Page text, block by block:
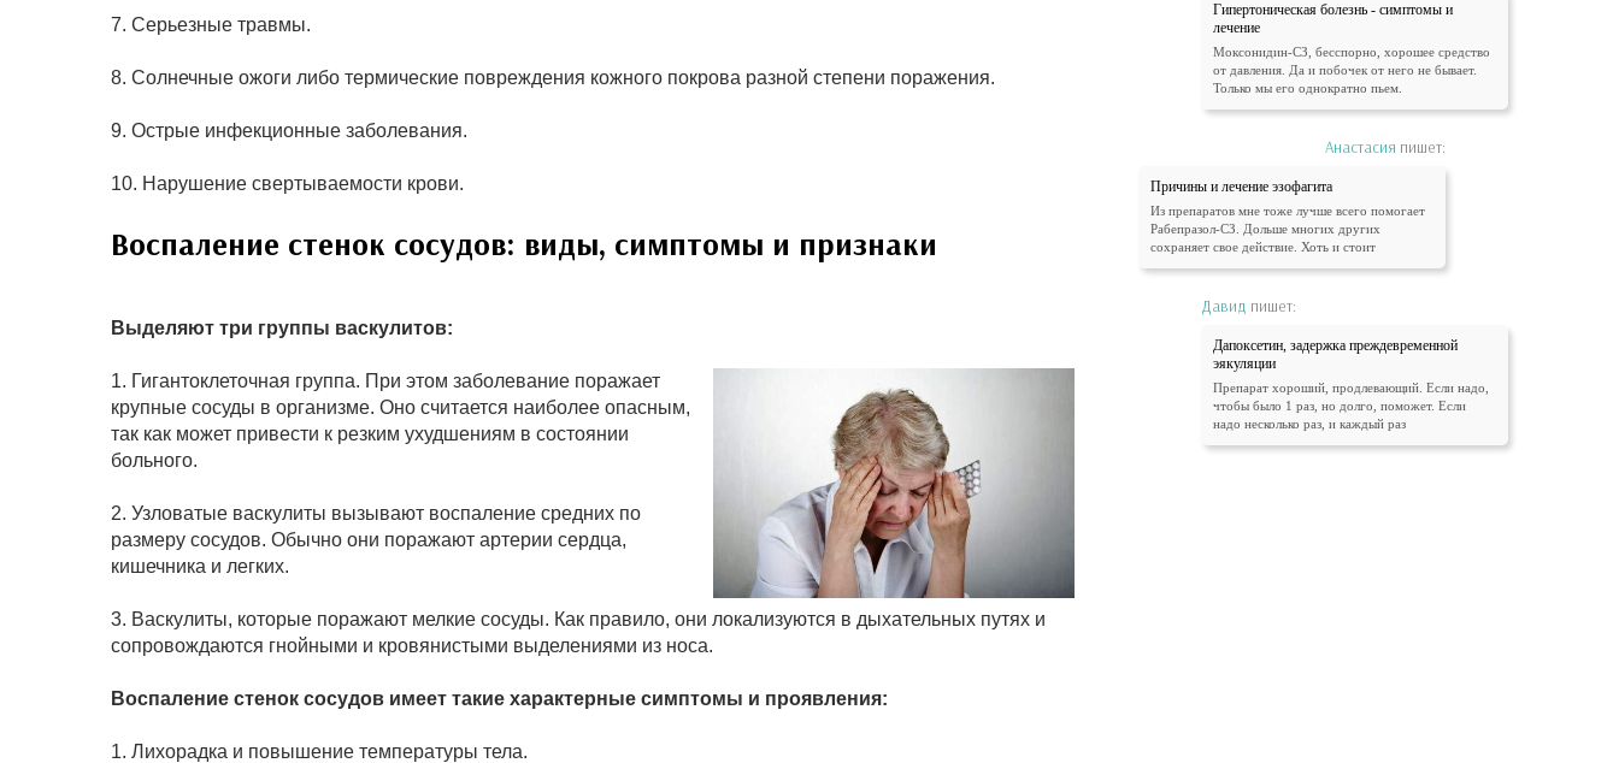
7. Серьезные травмы.
8. Солнечные ожоги либо термические повреждения кожного покрова разной степени поражения.
9. Острые инфекционные заболевания.
10. Нарушение свертываемости крови.
Воспаление стенок сосудов: виды, симптомы и признаки
Выделяют три группы васкулитов:
1. Гигантоклеточная группа. При этом заболевание поражает
крупные сосуды в организме. Оно считается наиболее опасным,
так как может привести к резким ухудшениям в состоянии
больного.
2. Узловатые васкулиты вызывают воспаление средних по
размеру сосудов. Обычно они поражают артерии сердца,
кишечника и легких.
3. Васкулиты, которые поражают мелкие сосуды. Как правило, они локализуются в дыхательных путях и
сопровождаются гнойными и кровянистыми выделениями из носа.
Воспаление стенок сосудов имеет такие характерные симптомы и проявления:
1. Лихорадка и повышение температуры тела.
Гипертоническая болезнь - симптомы и
лечение
Моксонидин-СЗ, бесспорно, хорошее средство
от давления. Да и побочек от него не бывает.
Только мы его однократно пьем.
Анастасия пишет:
Причины и лечение эзофагита
Из препаратов мне тоже лучше всего помогает
Рабепразол-СЗ. Дольше многих других
сохраняет свое действие. Хоть и стоит
Давид пишет:
Дапоксетин, задержка преждевременной
эякуляции
Препарат хороший, продлевающий. Если надо,
чтобы было 1 раз, но долго, поможет. Если
надо несколько раз, и каждый раз